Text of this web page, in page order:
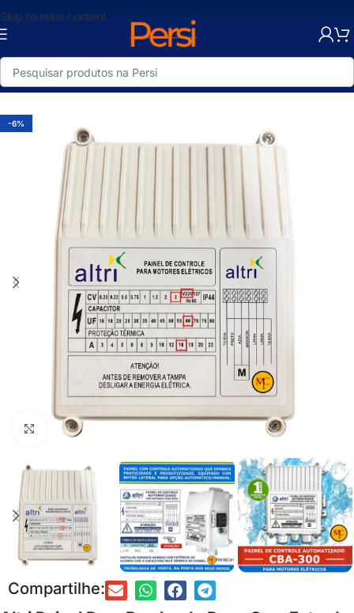
Skip to main content
Início/Loja/Hidráulica/Tratamento de Água
-6%
Clique para ampliar
Compartilhe: